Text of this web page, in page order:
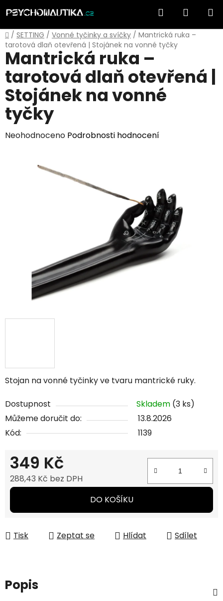
na
obsah
Hledat
KOŠÍK
Domů
/ SETTING / Vonné tyčinky a svíčky / Mantrická ruka –
tarotová dlaň otevřená | Stojánek na vonné tyčky
Stojan na vonné tyčinky ve tvaru mantrické ruky.
Dostupnost Skladem (3 ks)
Můžeme doručit do:
13.8.2026
Kód:
1139
349 Kč
288,43 Kč bez DPH
Měrná cena:
DO KOŠÍKU
Tisk Zeptat se Hlídat Sdílet
Mantrická ruka –
tarotová dlaň otevřená |
Stojánek na vonné
tyčky
Průměrné
produktu
Neohodnoceno Podrobnosti hodnocení
Popis